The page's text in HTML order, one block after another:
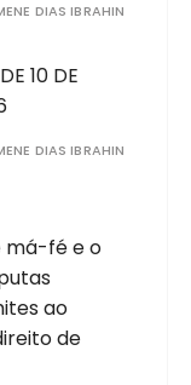
DIAS IBRAHIN
10 DE
DIAS IBRAHIN
má-fé e o
ao
de